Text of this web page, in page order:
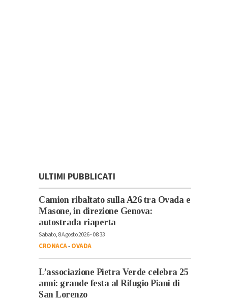
ULTIMI PUBBLICATI
Camion ribaltato sulla A26 tra Ovada e
Masone, in direzione Genova:
autostrada riaperta
Sabato, 8 Agosto 2026 - 08:33
CRONACA-OVADA
L’associazione Pietra Verde celebra 25
anni: grande festa al Rifugio Piani di
San Lorenzo